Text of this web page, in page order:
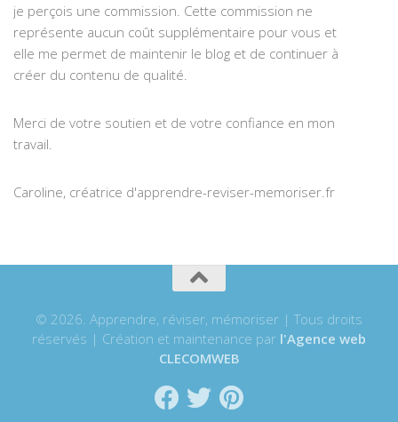
je perçois une commission. Cette commission ne
représente aucun coût supplémentaire pour vous et
elle me permet de maintenir le blog et de continuer à
créer du contenu de qualité.
Merci de votre soutien et de votre confiance en mon
travail.
Caroline, créatrice d'apprendre-reviser-memoriser.fr
© 2026. Apprendre, réviser, mémoriser | Tous droits
réservés | Création et maintenance par l'Agence web
CLECOMWEB